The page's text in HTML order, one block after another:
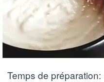
Temps de préparation: